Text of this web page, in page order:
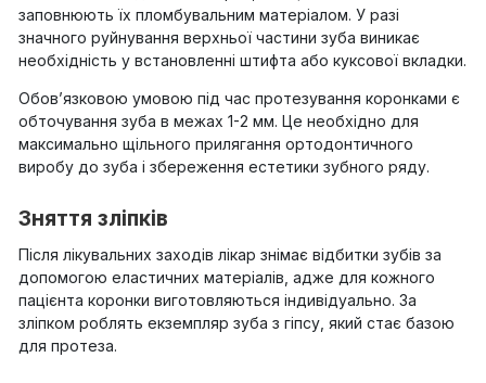
заповнюють їх пломбувальним матеріалом. У разі
значного руйнування верхньої частини зуба виникає
необхідність у встановленні штифта або куксової вкладки.
Обов’язковою умовою під час протезування коронками є
обточування зуба в межах 1-2 мм. Це необхідно для
максимально щільного прилягання ортодонтичного
виробу до зуба і збереження естетики зубного ряду.
Зняття зліпків
Після лікувальних заходів лікар знімає відбитки зубів за
допомогою еластичних матеріалів, адже для кожного
пацієнта коронки виготовляються індивідуально. За
зліпком роблять екземпляр зуба з гіпсу, який стає базою
для протеза.